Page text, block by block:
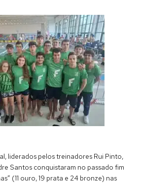
liderados pelos treinadores Rui Pinto,
Santos conquistaram no passado fim
(11 ouro, 19 prata e 24 bronze) nas